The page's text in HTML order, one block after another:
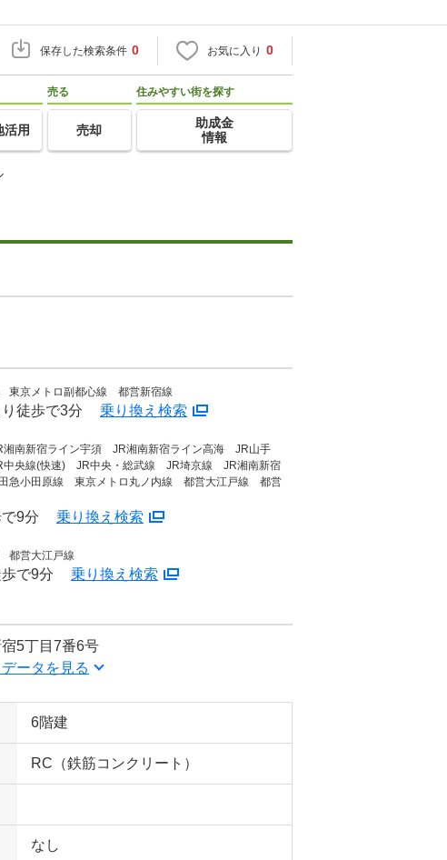
保存した検索条件 0 お気に入り 0
活用
売る
売却
住みやすい街を探す
助成金
情報
東京メトロ副都心線 都営新宿線
徒歩で3分 乗り換え検索
南新宿ライン宇須 JR湘南新宿ライン高海 JR山手
央線(快速) JR中央・総武線 JR埼京線 JR湘南新宿
急小田原線 東京メトロ丸ノ内線 都営大江戸線 都営
9分 乗り換え検索
都営大江戸線
で9分 乗り換え検索
5丁目7番6号
ータを見る
6階建
RC（鉄筋コンクリート）
なし